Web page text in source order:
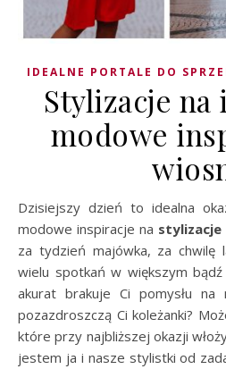
IDEALNE PORTALE DO
Stylizacje na
modowe
Dzisiejszy dzień to idealna okazja do tego, by poznać
modowe inspiracje na stylizacje
za tydzień majówka, za chwilę
wielu spotkań w większym
akurat brakuje Ci pomysłu
pozazdroszczą Ci koleżanki?
które przy najbliższej okazji
jestem ja i nasze stylistki od